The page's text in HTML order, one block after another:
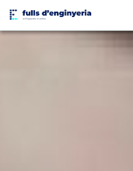
Vés
contingut